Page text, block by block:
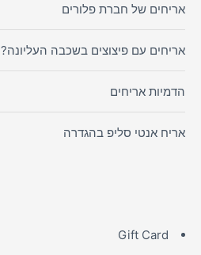
אריחים של חברת פלורים
אריחים עם פיצוצים בשכבה העליונה?
הדמיות אריחים
אריח אנטי סליפ בהגדרה
Gift Card